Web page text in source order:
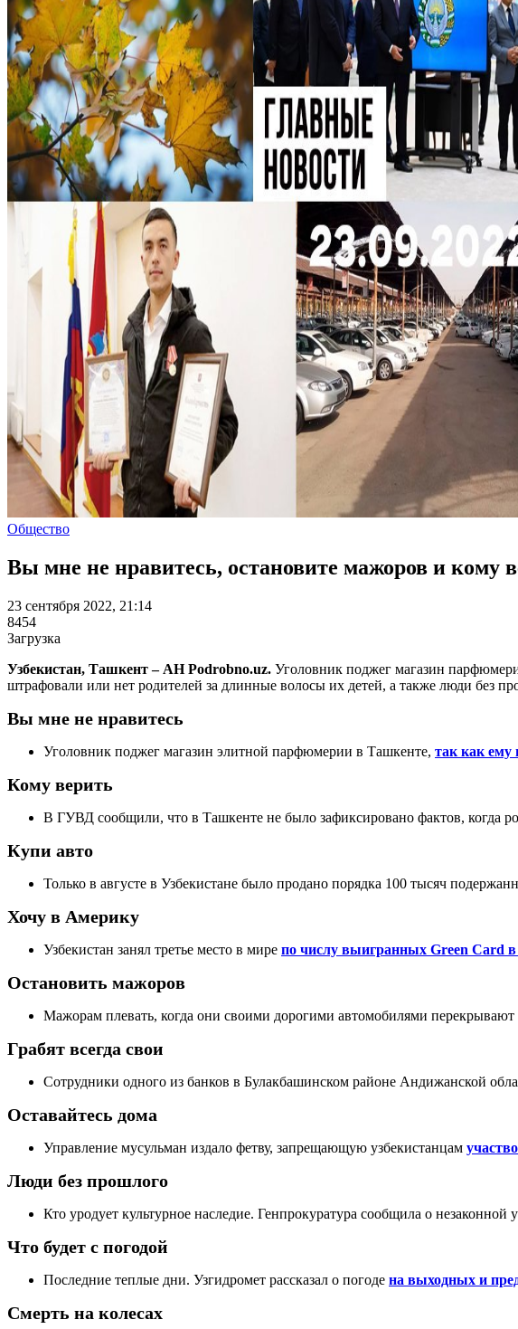
Общество
Вы мне не нравитесь, остановите мажоров и кому
23 сентября 2022, 21:14
8454
Загрузка
Узбекистан, Ташкент – АН Podrobno.uz. Уголовник поджег магазин
штрафовали или нет родителей за длинные волосы их детей, а также люди без
Вы мне не нравитесь
Уголовник поджег магазин элитной парфюмерии в Ташкенте, так как ему
Кому верить
В ГУВД сообщили, что в Ташкенте не было зафиксировано фактов, когда
Купи авто
Только в августе в Узбекистане было продано порядка 100 тысяч
Хочу в Америку
Узбекистан занял третье место в мире по числу выигранных Green Card в
Остановить мажоров
Мажорам плевать, когда они своими дорогими автомобилями перекрывают
Грабят всегда свои
Сотрудники одного из банков в Булакбашинском районе Андижанской
Оставайтесь дома
Управление мусульман издало фетву, запрещающую узбекистанцам
Люди без прошлого
Кто уродует культурное наследие. Генпрокуратура сообщила о незаконной
Что будет с погодой
Последние теплые дни. Узгидромет рассказал о погоде на выходных и
Смерть на колесах